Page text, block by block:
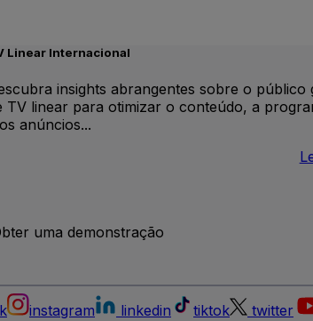
Linear Internacional
insights abrangentes sobre o público
TV linear para otimizar o conteúdo, a
anúncios...
uma demonstração
instagram linkedin tiktok twitter